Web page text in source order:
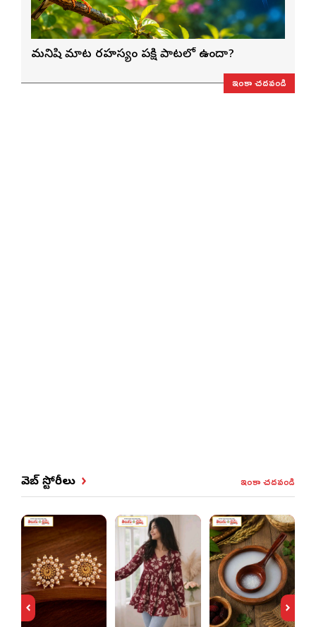
మనిషి మాట రహస్యం పక్షి పాటలో ఉందా?
ఇంకా చదవండి
వెబ్ స్టోరీలు ఇంకా చదవండి